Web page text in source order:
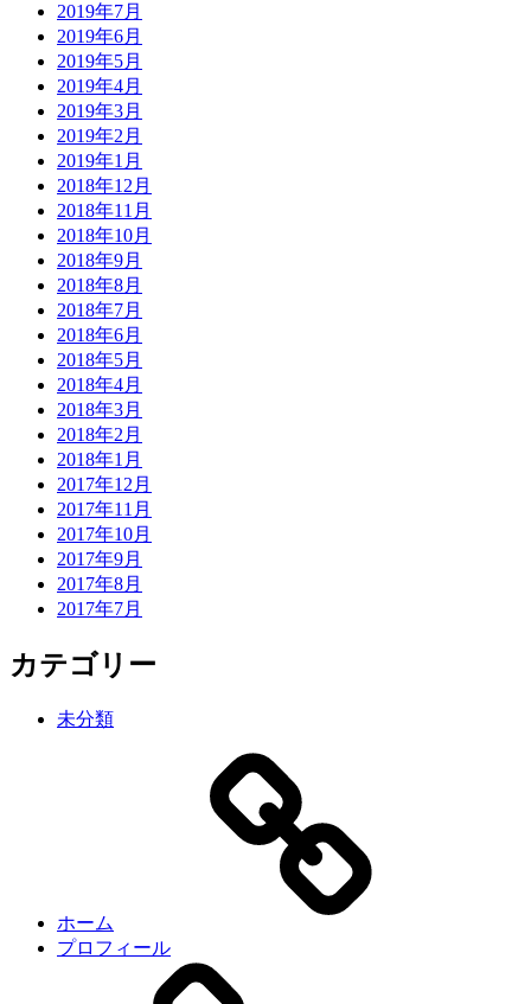
2019年7月
2019年6月
2019年5月
2019年4月
2019年3月
2019年2月
2019年1月
2018年12月
2018年11月
2018年10月
2018年9月
2018年8月
2018年7月
2018年6月
2018年5月
2018年4月
2018年3月
2018年2月
2018年1月
2017年12月
2017年11月
2017年10月
2017年9月
2017年8月
2017年7月
カテゴリー
未分類
ホーム
プロフィール